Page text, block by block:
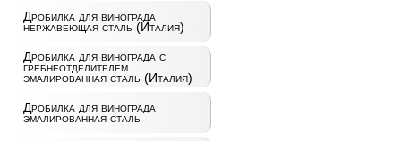
Дробилка для винограда
нержавеющая сталь (Италия)
Дробилка для винограда с
гребнеотделителем
эмалированная сталь (Италия)
Дробилка для винограда
эмалированная сталь